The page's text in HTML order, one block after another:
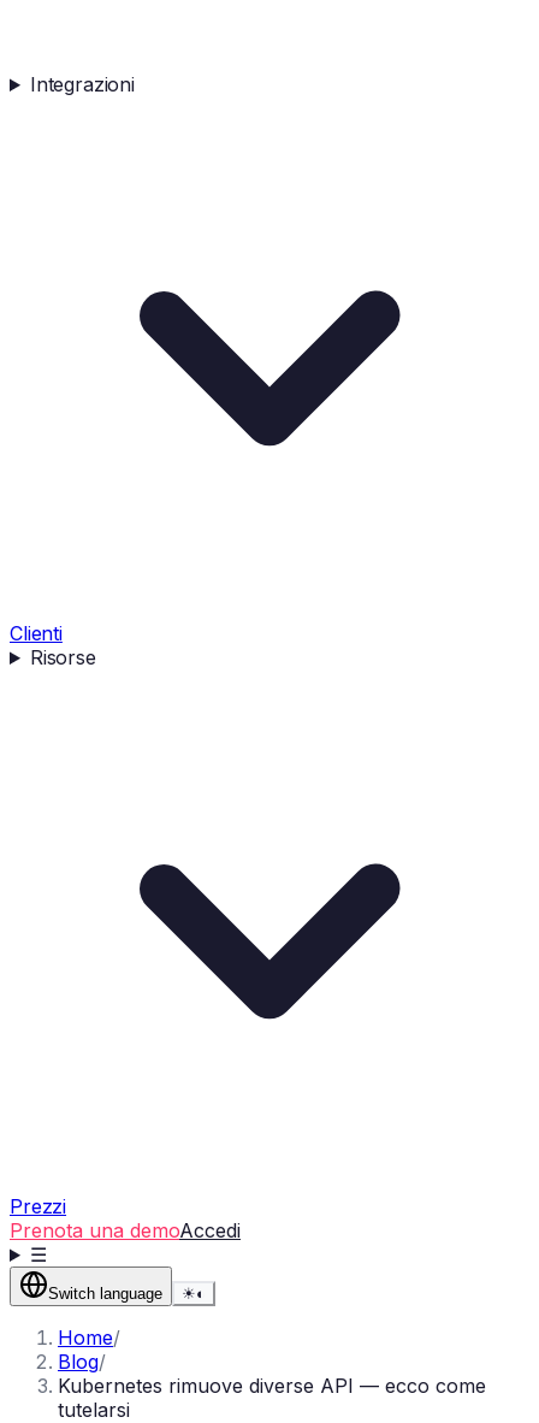
Integrazioni
Clienti
Risorse
Prezzi
Prenota una demoAccedi
☰
Switch language ☀◐
Home/
Blog/
Kubernetes rimuove diverse API — ecco come
tutelarsi